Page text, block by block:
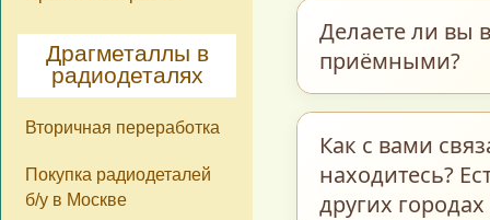
ограничений по
стоимости самих
Делаете ли вы
приёмными?
ненадлежащего
прочего
Как с вами
находитесь?
других
Драгметаллы в
радиодеталях
Вторичная переработка
Покупка радиодеталей
б/у в Москве